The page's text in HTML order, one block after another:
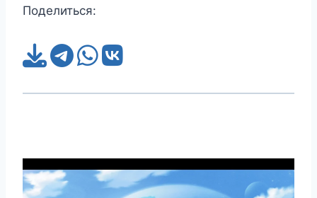
Поделиться: